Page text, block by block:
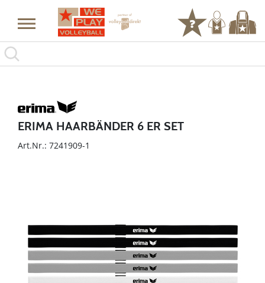
ERIMA HAARBÄNDER 6 ER SET
Art.Nr.: 7241909-1